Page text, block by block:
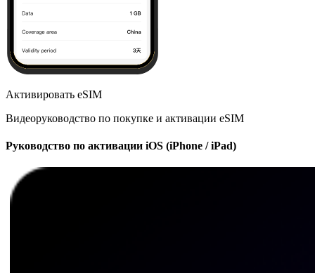
Активировать eSIM
Видеоруководство по покупке и активации eSIM
Руководство по активации iOS (iPhone / iPad)